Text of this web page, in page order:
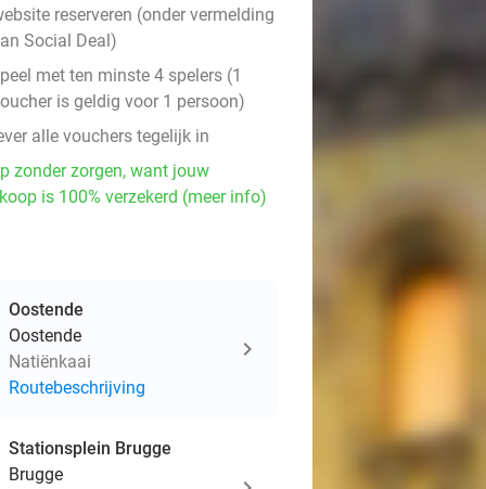
reserveren (onder vermelding
Social Deal)
met ten minste 4 spelers (1
is geldig voor 1 persoon)
alle vouchers tegelijk in
zonder zorgen, want jouw
is 100% verzekerd (meer info)
Oostende
Oostende
Natiënkaai
Routebeschrijving
Stationsplein Brugge
Brugge